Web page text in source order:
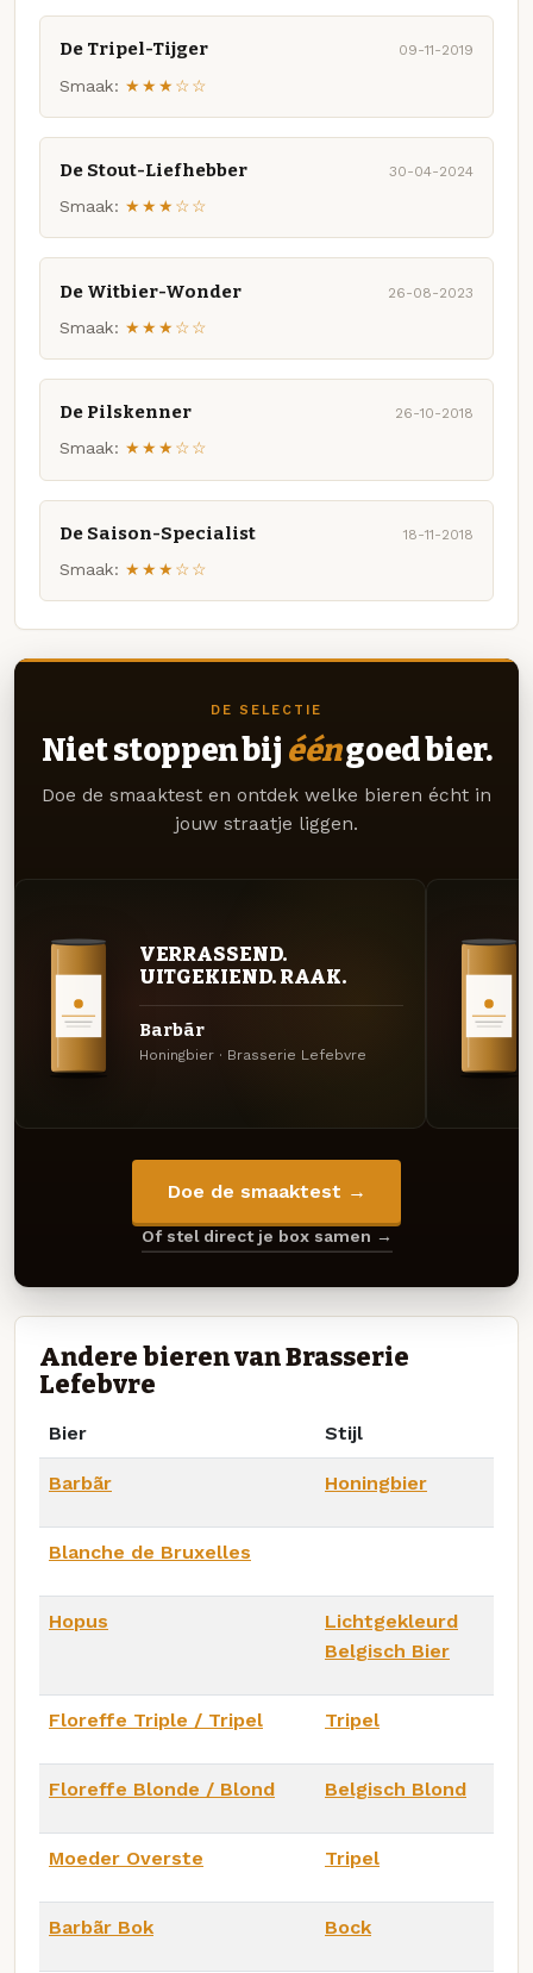
De Tripel-Tijger 09-11-2019
Smaak: ★★★☆☆
De Stout-Liefhebber 30-04-2024
Smaak: ★★★☆☆
De Witbier-Wonder 26-08-2023
Smaak: ★★★☆☆
De Pilskenner 26-10-2018
Smaak: ★★★☆☆
De Saison-Specialist 18-11-2018
Smaak: ★★★☆☆
DE SELECTIE
Niet stoppen bij ééngoed bier.
Doe de smaaktest en ontdek welke bieren écht in
jouw straatje liggen.
VERRASSEND.
UITGEKIEND. RAAK.
Barbãr
Honingbier · Brasserie Lefebvre
Doe de smaaktest →
Of stel direct je box samen →
Andere bieren van Brasserie
Lefebvre
Bier Stijl
Barbãr Honingbier
Blanche de Bruxelles
Hopus
Lichtgekleurd
Belgisch Bier
Floreffe Triple / Tripel Tripel
Floreffe Blonde / Blond Belgisch Blond
Moeder Overste Tripel
Barbãr Bok Bock